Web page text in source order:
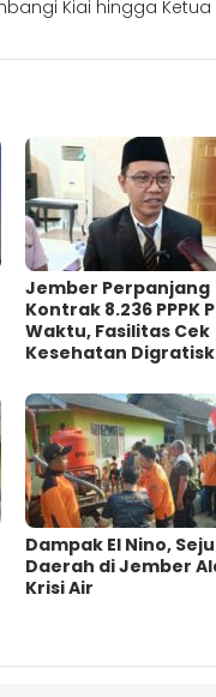
Kiai hingga Ketua
Jember Perpanjang
Kontrak 8.236 PPPK
Waktu, Fasilitas Cek
Kesehatan
Dampak El Nino,
Daerah di Jember
Krisi Air